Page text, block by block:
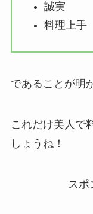
誠実
料理上手
であることが明
これだけ美人で
しょうね！
ス